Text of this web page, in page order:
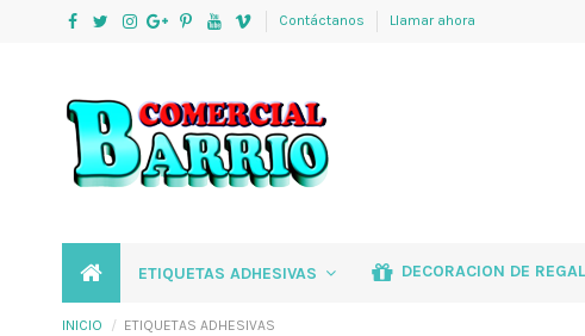
Contáctanos Llamar ahora
ETIQUETAS ADHESIVAS DECORACION DE
INICIO ETIQUETAS ADHESIVAS